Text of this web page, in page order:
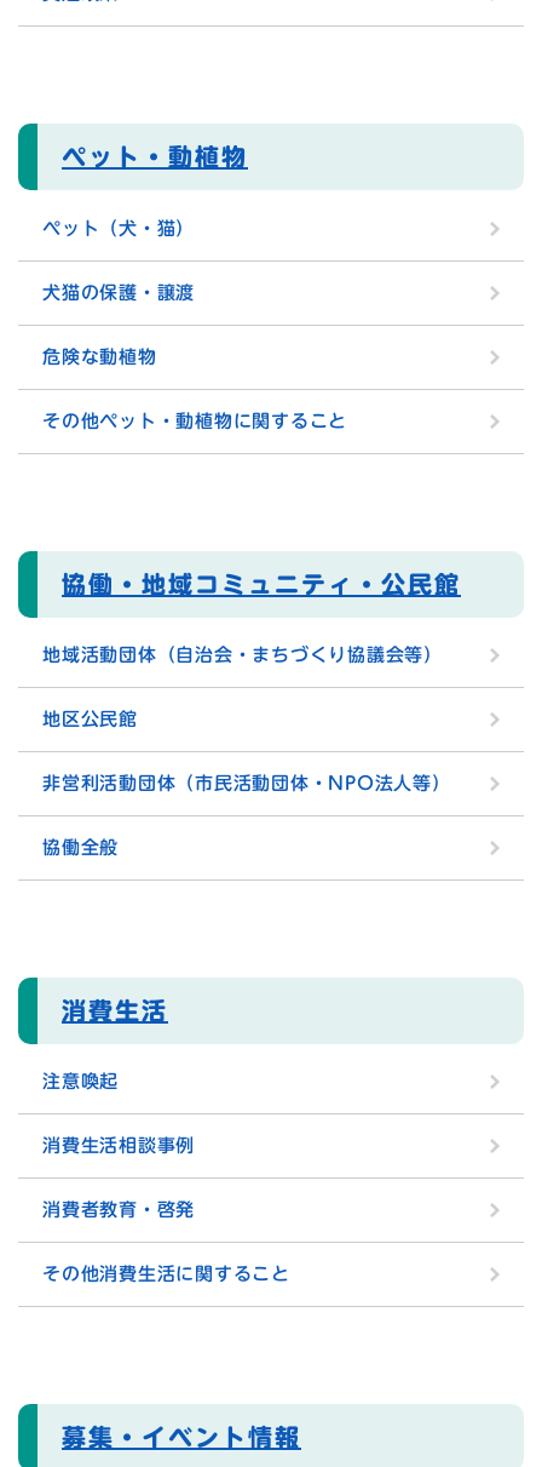
ペット・動植物
ペット（犬・猫）
犬猫の保護・譲渡
危険な動植物
その他ペット・動植物に関すること
協働・地域コミュニティ・公民館
地域活動団体（自治会・まちづくり協議会等）
地区公民館
非営利活動団体（市民活動団体・NPO法人等）
協働全般
消費生活
注意喚起
消費生活相談事例
消費者教育・啓発
その他消費生活に関すること
募集・イベント情報